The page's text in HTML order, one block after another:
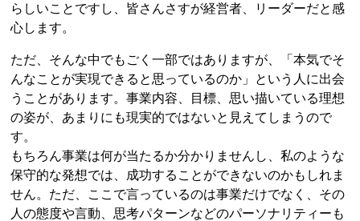
らしいことですし、皆さんさすが経営者、リーダーだと感
心します。
ただ、そんな中でもごく一部ではありますが、「本気でそ
んなことが実現できると思っているのか」という人に出会
うことがあります。事業内容、目標、思い描いている理想
の姿が、あまりにも現実的ではないと見えてしまうので
す。
もちろん事業は何が当たるか分かりませんし、私のような
保守的な発想では、成功することができないのかもしれま
せん。ただ、ここで言っているのは事業だけでなく、その
人の態度や言動、思考パターンなどのパーソナリティーも